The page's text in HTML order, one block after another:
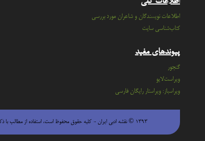
اطلاعات نویسندگان و شاعران مورد بررسی
کتاب‌شناسی سایت
پیوندهای مفید
گنجور
ویراست‌لایو
ویراسباز: ویراستار رایگان فارسی
۱۳۹۳ © نقشه ادبی ایران - كليه حقوق محفوظ است، استفاده از مطالب با ذكر منبع بلامانع است.